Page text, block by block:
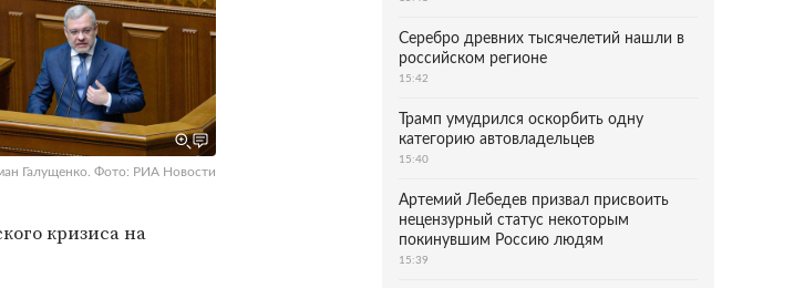
Галущенко. Фото: РИА Новости
кризиса на
Серебро древних тысячелетий нашли в
российском регионе
15:42
Трамп умудрился оскорбить одну
категорию автовладельцев
15:40
Артемий Лебедев призвал присвоить
нецензурный статус некоторым
покинувшим Россию людям
15:39